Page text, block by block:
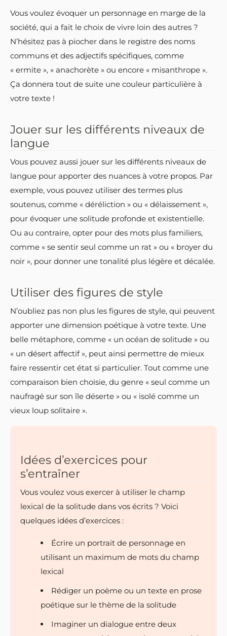
Vous voulez évoquer un personnage en marge de la
société, qui a fait le choix de vivre loin des autres ?
N’hésitez pas à piocher dans le registre des noms
communs et des adjectifs spécifiques, comme
« ermite », « anachorète » ou encore « misanthrope ».
Ça donnera tout de suite une couleur particulière à
votre texte !
Jouer sur les différents niveaux de
langue
Vous pouvez aussi jouer sur les différents niveaux de
langue pour apporter des nuances à votre propos. Par
exemple, vous pouvez utiliser des termes plus
soutenus, comme « déréliction » ou « délaissement »,
pour évoquer une solitude profonde et existentielle.
Ou au contraire, opter pour des mots plus familiers,
comme « se sentir seul comme un rat » ou « broyer du
noir », pour donner une tonalité plus légère et décalée.
Utiliser des figures de style
N’oubliez pas non plus les figures de style, qui peuvent
apporter une dimension poétique à votre texte. Une
belle métaphore, comme « un océan de solitude » ou
« un désert affectif », peut ainsi permettre de mieux
faire ressentir cet état si particulier. Tout comme une
comparaison bien choisie, du genre « seul comme un
naufragé sur son île déserte » ou « isolé comme un
vieux loup solitaire ».
Idées d’exercices pour
s’entraîner
Vous voulez vous exercer à utiliser le champ
lexical de la solitude dans vos écrits ? Voici
quelques idées d’exercices :
Écrire un portrait de personnage en
utilisant un maximum de mots du champ
lexical
Rédiger un poème ou un texte en prose
poétique sur le thème de la solitude
Imaginer un dialogue entre deux